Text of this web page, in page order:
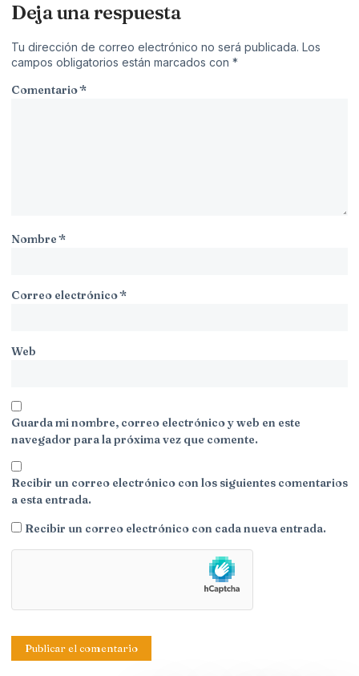
Deja una respuesta
Tu dirección de correo electrónico no será publicada. Los
campos obligatorios están marcados con *
Comentario*
Nombre*
Correo electrónico*
Web
Guarda mi nombre, correo electrónico y web en este
navegador para la próxima vez que comente.
Recibir un correo electrónico con los siguientes comentarios
a esta entrada.
Recibir un correo electrónico con cada nueva entrada.